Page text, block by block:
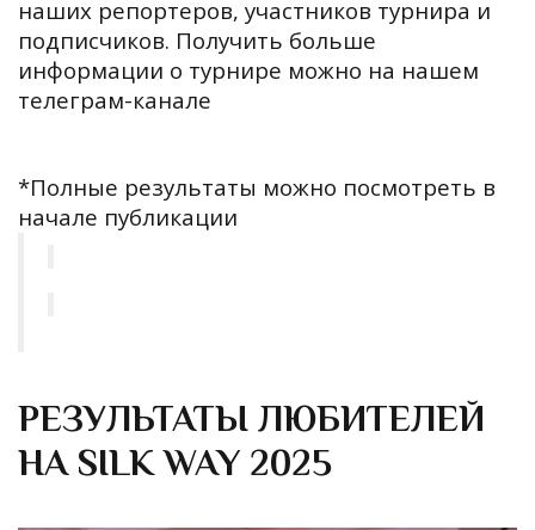
наших репортеров, участников турнира и
подписчиков. Получить больше
информации о турнире можно на нашем
телеграм-канале
*Полные результаты можно посмотреть в
начале публикации
РЕЗУЛЬТАТЫ ЛЮБИТЕЛЕЙ
НА SILK WAY 2025